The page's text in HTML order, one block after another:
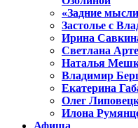
«Задние
Застолье с
Ирина
Светлана
Наталья
Владимир
Екатерина
Олег
Илона